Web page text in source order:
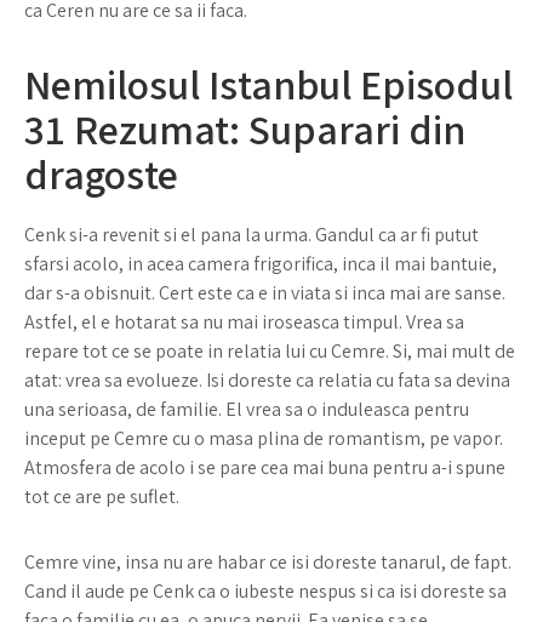
ca Ceren nu are ce sa ii faca.
Nemilosul Istanbul Episodul
31 Rezumat: Suparari din
dragoste
Cenk si-a revenit si el pana la urma. Gandul ca ar fi putut
sfarsi acolo, in acea camera frigorifica, inca il mai bantuie,
dar s-a obisnuit. Cert este ca e in viata si inca mai are sanse.
Astfel, el e hotarat sa nu mai iroseasca timpul. Vrea sa
repare tot ce se poate in relatia lui cu Cemre. Si, mai mult de
atat: vrea sa evolueze. Isi doreste ca relatia cu fata sa devina
una serioasa, de familie. El vrea sa o induleasca pentru
inceput pe Cemre cu o masa plina de romantism, pe vapor.
Atmosfera de acolo i se pare cea mai buna pentru a-i spune
tot ce are pe suflet.
Cemre vine, insa nu are habar ce isi doreste tanarul, de fapt.
Cand il aude pe Cenk ca o iubeste nespus si ca isi doreste sa